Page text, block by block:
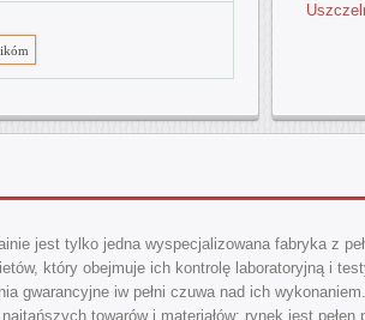
jest tylko jedna wyspecjalizowana fabryka z
który obejmuje ich kontrolę laboratoryjną i
gwarancyjne iw pełni czuwa nad ich
towarów i materiałów: rynek jest